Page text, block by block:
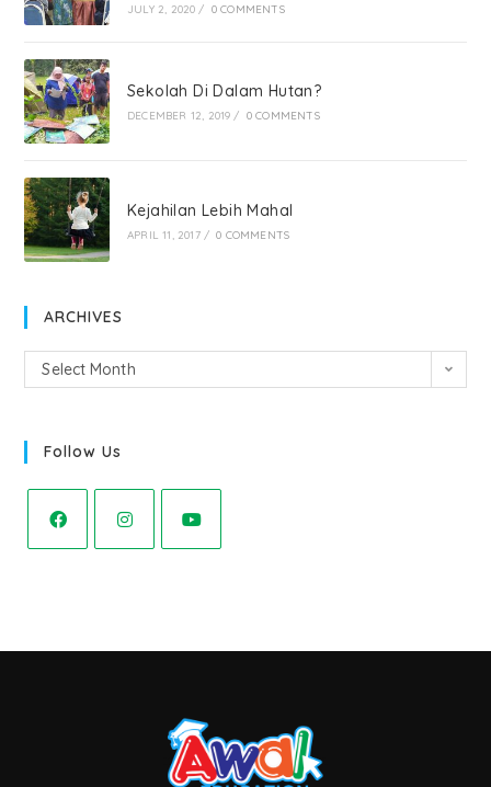
JULY 2, 2020 / 0 COMMENTS
Sekolah Di Dalam Hutan?
DECEMBER 12, 2019 / 0 COMMENTS
Kejahilan Lebih Mahal
APRIL 11, 2017 / 0 COMMENTS
ARCHIVES
Select Month
Follow Us